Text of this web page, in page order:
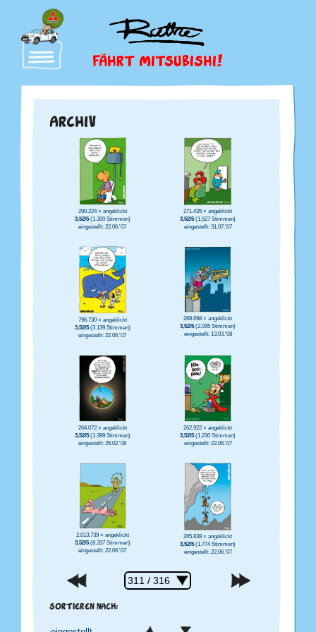
FÄHRT MITSUBISHI!
ARCHIV
290.224 × angeklickt
3,52/5(1.300 Stimmen)
eingestellt: 22.06.'07
271.435 × angeklickt
3,52/5(1.527 Stimmen)
eingestellt: 31.07.'07
796.730 × angeklickt
3,52/5(3.139 Stimmen)
eingestellt: 22.06.'07
268.698 × angeklickt
3,52/5(2.095 Stimmen)
eingestellt: 13.03.'08
264.072 × angeklickt
3,52/5(1.399 Stimmen)
eingestellt: 26.02.'08
262.922 × angeklickt
3,52/5(1.230 Stimmen)
eingestellt: 22.06.'07
2.013.739 × angeklickt
3,52/5(8.337 Stimmen)
eingestellt: 22.06.'07
265.838 × angeklickt
3,52/5(1.774 Stimmen)
eingestellt: 22.06.'07
SORTIEREN NACH: